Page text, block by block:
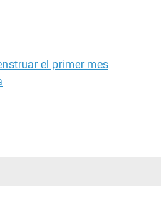
el primer mes